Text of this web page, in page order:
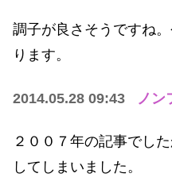
調子が良さそうですね
ります。
2014.05.28 09:43 ノン
２００７年の記事でし
してしまいました。